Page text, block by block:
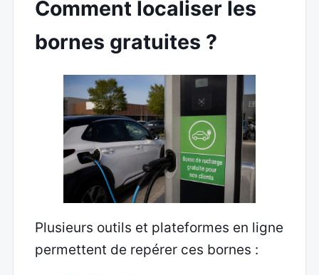
Comment localiser les
bornes gratuites ?
Plusieurs outils et plateformes en ligne
permettent de repérer ces bornes :